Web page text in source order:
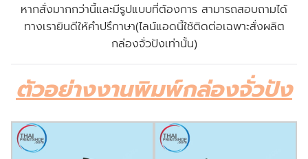
หากสั่งมากกว่านี้และมีรูปแบบที่ต้องการ สามารถสอบถามได้
ทางเรายินดีให้คำปรึกาษา(ไลน์แอดนี้ใช้ติดต่อเฉพาะสั่งผลิต
กล่องจั่วปังเท่านั้น)
ตัวอย่างงานพิมพ์กล่องจั่วปัง